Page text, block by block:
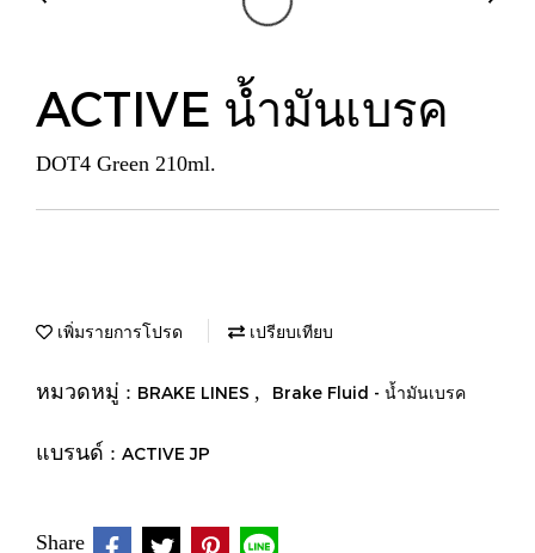
ACTIVE น้ำมันเบรค
DOT4 Green 210ml.
เพิ่มรายการโปรด เปรียบเทียบ
หมวดหมู่ : BRAKE LINES , Brake Fluid - น้ำมันเบรค
แบรนด์ : ACTIVE JP
Share